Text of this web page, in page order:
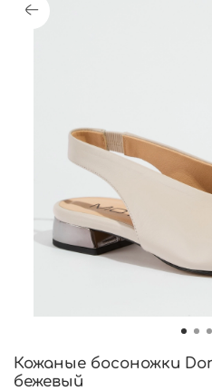
Кожаные босоножки
бежевый